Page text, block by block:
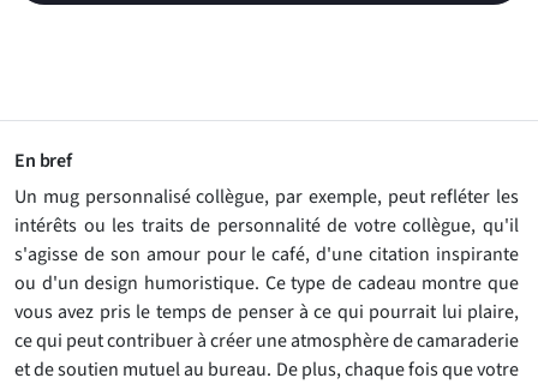
En bref
Un mug personnalisé collègue, par exemple, peut refléter les
intérêts ou les traits de personnalité de votre collègue, qu'il
s'agisse de son amour pour le café, d'une citation inspirante
ou d'un design humoristique. Ce type de cadeau montre que
vous avez pris le temps de penser à ce qui pourrait lui plaire,
ce qui peut contribuer à créer une atmosphère de camaraderie
et de soutien mutuel au bureau. De plus, chaque fois que votre